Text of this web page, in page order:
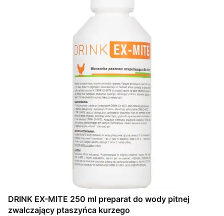
DRINK EX-MITE 250 ml preparat do wody pitnej
zwalczający ptaszyńca kurzego